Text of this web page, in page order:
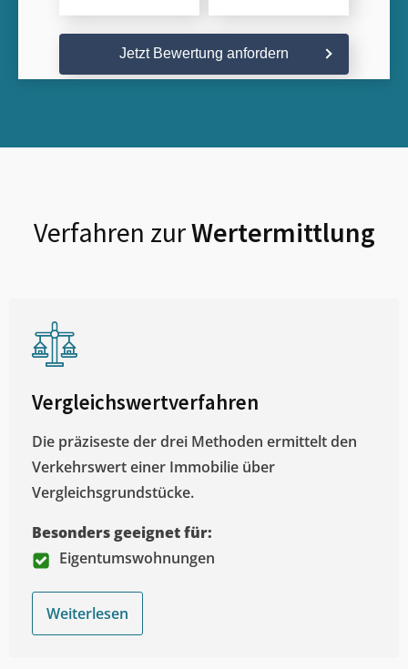
Jetzt Bewertung anfordern
Verfahren zurWertermittlung
Vergleichswertverfahren
Die präziseste der drei Methoden ermittelt den
Verkehrswert einer Immobilie über
Vergleichsgrundstücke.
Besonders geeignet für:
Eigentumswohnungen
Weiterlesen